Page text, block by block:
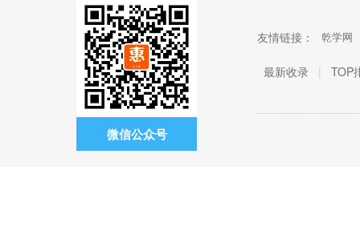
微信公众号
友情链接： 乾学网
最新收录 | TOP